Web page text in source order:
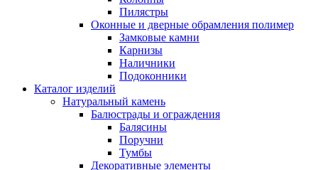
Пилястры
Оконные и дверные обрамления полимер
Замковые камни
Карнизы
Наличники
Подоконники
Каталог изделий
Натуральный камень
Балюстрады и ограждения
Балясины
Поручни
Тумбы
Декоративные элементы